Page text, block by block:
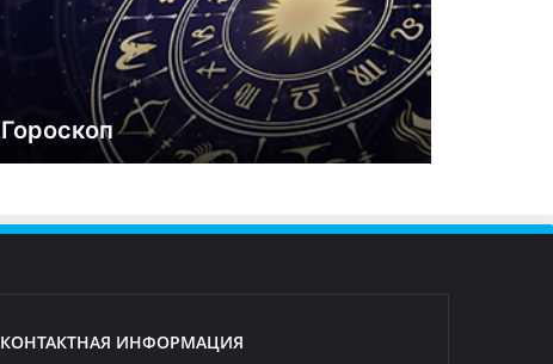
Гороскоп
КОНТАКТНАЯ ИНФОРМАЦИЯ